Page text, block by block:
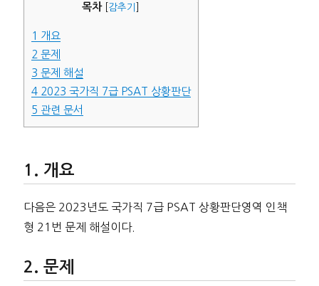
목차 감추기
1 개요
2 문제
3 문제 해설
42023 국가직 7급 PSAT 상황판단
5 관련 문서
개요
다음은 2023년도 국가직 7급 PSAT 상황판단영역 인책
형 21번 문제 해설이다.
문제